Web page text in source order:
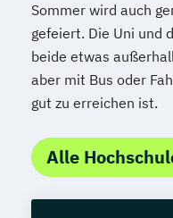
Sommer wird auch
gefeiert. Die Uni und
beide etwas
aber mit Bus oder
gut zu erreichen ist.
Alle